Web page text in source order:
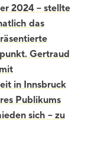
2024 – stellte
das
Gertraud
in Innsbruck
Publikums
sich – zu